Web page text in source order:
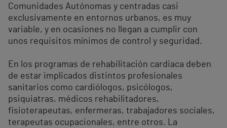
Comunidades Autónomas y centradas casi
exclusivamente en entornos urbanos, es muy
variable, y en ocasiones no llegan a cumplir con
unos requisitos mínimos de control y seguridad.
En los programas de rehabilitación cardiaca deben
de estar implicados distintos profesionales
sanitarios como cardiólogos, psicólogos,
psiquiatras, médicos rehabilitadores,
fisioterapeutas, enfermeras, trabajadores sociales,
terapeutas ocupacionales, entre otros. La